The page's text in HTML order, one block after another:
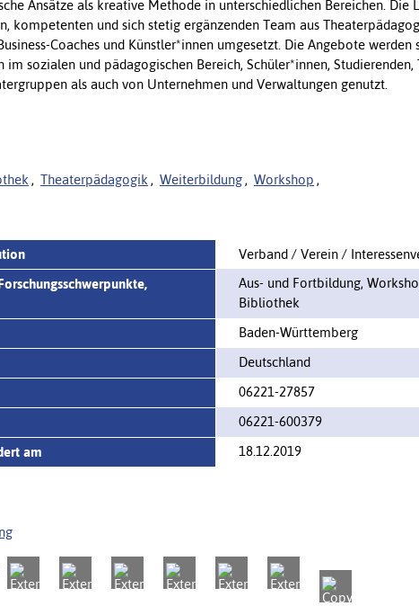
Ansätze als kreative Methode in unterschiedlichen Bereichen. Die
kompetenten und sich stetig ergänzenden Team aus
Coaches und Künstler*innen umgesetzt. Die Angebote werden
sozialen und pädagogischen Bereich, Schüler*innen,
als auch von Unternehmen und Verwaltungen genutzt.
, Theaterpädagogik , Weiterbildung , Workshop ,
Verband / Verein /
Aus- und Fortbildung,
Bibliothek
Baden-Württemberg
Deutschland
06221-27857
06221-600379
am
18.12.2019